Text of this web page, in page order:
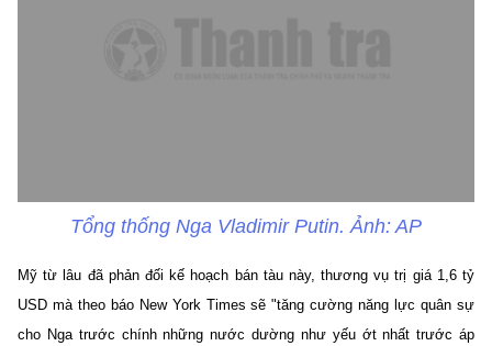
Tổng thống Nga Vladimir Putin. Ảnh: AP
Mỹ từ lâu đã phản đối kế hoạch bán tàu này, thương vụ trị giá 1,6 tỷ
USD mà theo báo New York Times sẽ "tăng cường năng lực quân sự
cho Nga trước chính những nước dường như yếu ớt nhất trước áp